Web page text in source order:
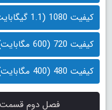
کیفیت 1080 (1.1 گیگابایت)
کیفیت 720 (600 مگابایت)
کیفیت 480 (400 مگابایت)
فصل دوم قسمت 6 زیرنویس فارسی چسبیده